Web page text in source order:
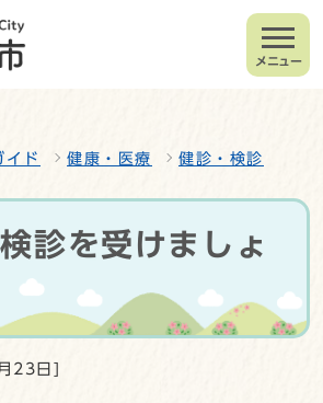
メニュー
イド 健康・医療 健診・検診
診を受けましょ
23日]